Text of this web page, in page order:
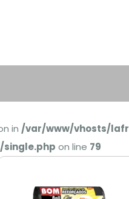
in /var/www/vhosts/
on line 79